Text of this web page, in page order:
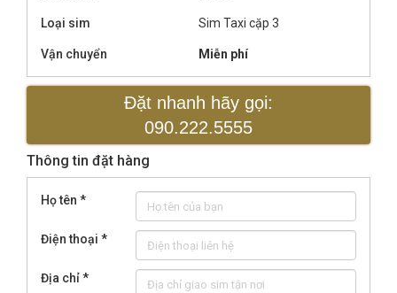
Loại sim Sim Taxi cặp 3
Vận chuyển Miễn phí
Đặt nhanh hãy gọi:
090.222.5555
Thông tin đặt hàng
Họ tên *
Điện thoại *
Địa chỉ*